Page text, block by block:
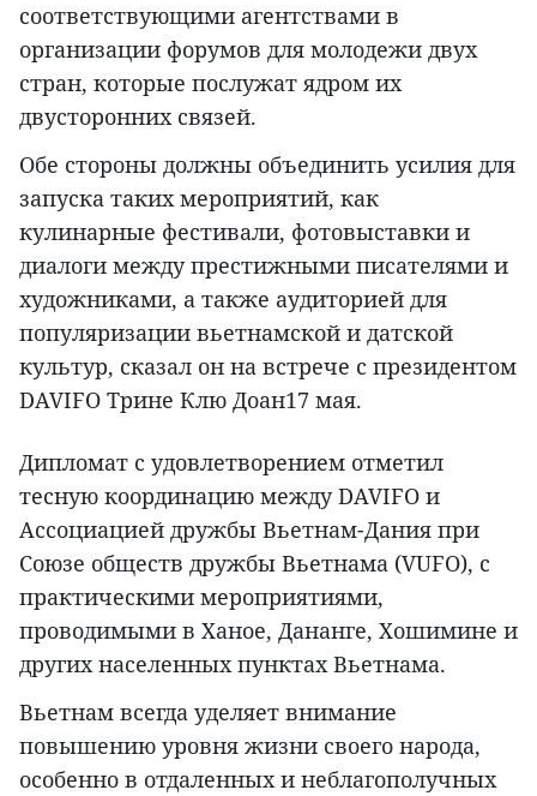
соответствующими агентствами в
организации форумов для молодежи двух
стран, которые послужат ядром их
двусторонних связей.
Обе стороны должны объединить усилия для
запуска таких мероприятий, как
кулинарные фестивали, фотовыставки и
диалоги между престижными писателями и
художниками, а также аудиторией для
популяризации вьетнамской и датской
культур, сказал он на встрече с президентом
DAVIFO Трине Клю Доан17 мая.
Дипломат с удовлетворением отметил
тесную координацию между DAVIFO и
Ассоциацией дружбы Вьетнам-Дания при
Союзе обществ дружбы Вьетнама (VUFO), с
практическими мероприятиями,
проводимыми в Ханое, Дананге, Хошимине и
других населенных пунктах Вьетнама.
Вьетнам всегда уделяет внимание
повышению уровня жизни своего народа,
особенно в отдаленных и неблагополучных